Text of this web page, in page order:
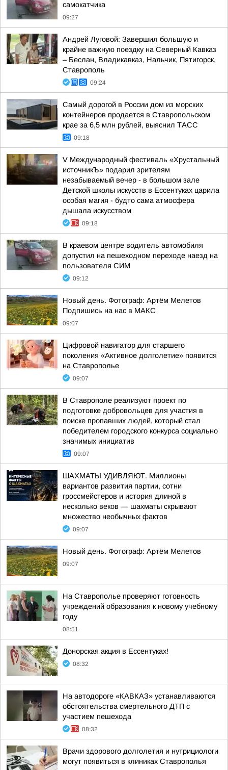
самокатчика
09:27
Андрей Луговой: Завершил большую и
крайне важную поездку на Северный Кавказ
– Беслан, Владикавказ, Нальчик, Пятигорск,
Ставрополь
09:24
Самый дорогой в России дом из морских
контейнеров продается в Ставропольском
крае за 6,5 млн рублей, выяснил ТАСС
09:18
V Международный фестиваль «Хрустальный
источникЪ» подарил зрителям
незабываемый вечер - в большом зале
Детской школы искусств в Ессентуках царила
особая магия - будто сама атмосфера
дышала искусством
09:18
В краевом центре водитель автомобиля
допустил на пешеходном переходе наезд на
пользователя СИМ
09:12
Новый день. Фотограф: Артём Мелетов
Подпишись на нас в МАКС
09:07
Цифровой навигатор для старшего
поколения «Активное долголетие» появится
на Ставрополье
09:07
В Ставрополе реализуют проект по
подготовке добровольцев для участия в
поиске пропавших людей, который стал
победителем городского конкурса социально
значимых инициатив
09:07
ШАХМАТЫ УДИВЛЯЮТ. Миллионы
вариантов развития партии, сотни
гроссмейстеров и история длиной в
несколько веков — шахматы скрывают
множество необычных фактов
09:07
Новый день. Фотограф: Артём Мелетов
09:07
На Ставрополье проверяют готовность
учреждений образования к новому учебному
году
08:51
Донорская акция в Ессентуках!
08:32
На автодороге «КАВКАЗ» устанавливаются
обстоятельства смертельного ДТП с
участием пешехода
08:32
Врачи здорового долголетия и нутрициологи
могут появиться в клиниках Ставрополья